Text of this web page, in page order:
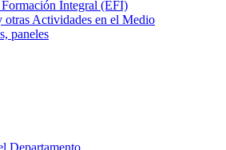
Formación Integral (EFI)
otras Actividades en el Medio
paneles
Departamento